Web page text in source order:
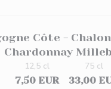
Côte -
Chardonnay
7,50 EUR
12,5 cl
33,00
75 cl